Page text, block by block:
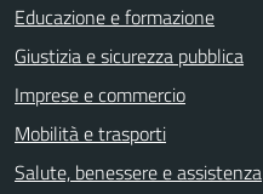
Educazione e formazione
Giustizia e sicurezza pubblica
Imprese e commercio
Mobilità e trasporti
Salute, benessere e assistenza